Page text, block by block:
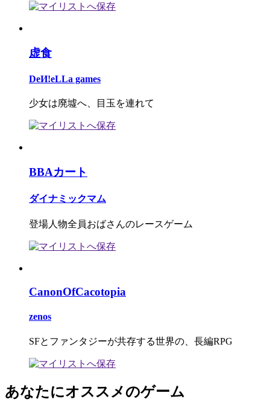
虚食
DeИ!eLLa games
少女は廃墟へ、目玉を連れて
BBAカート
ダイナミックマム
登場人物全員おばさんのレースゲーム
CanonOfCacotopia
zenos
SFとファンタジーが共存する世界の、長編RPG
あなたにオススメのゲーム